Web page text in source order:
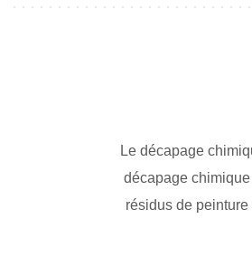
Le décapage
décapage
résidus de peinture